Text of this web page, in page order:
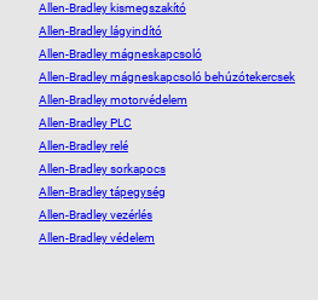
Allen-Bradley kismegszakító
Allen-Bradley lágyindító
Allen-Bradley mágneskapcsoló
Allen-Bradley mágneskapcsoló behúzótekercsek
Allen-Bradley motorvédelem
Allen-Bradley PLC
Allen-Bradley relé
Allen-Bradley sorkapocs
Allen-Bradley tápegység
Allen-Bradley vezérlés
Allen-Bradley védelem